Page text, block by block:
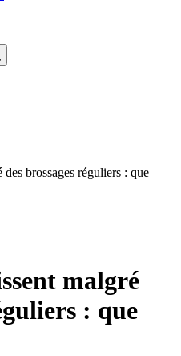
brossages réguliers : que
malgré
: que